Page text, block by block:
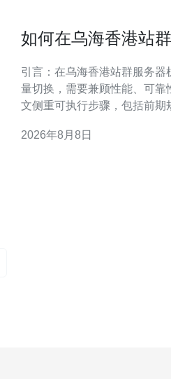
如何在乌海香港站
引言：在乌海香港站群服务器
量切换，需要兼顾性能、可靠
文侧重可执行步骤，包括前期
换、监控回滚与SEO/GEO注
2026年8月8日